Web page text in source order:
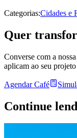
Categorias:Cidades e
Quer
Converse com a
aplicam ao seu
Agendar Café
Continue